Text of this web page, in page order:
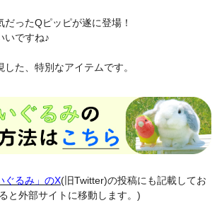
ったQピッピが遂に登場！
いですね♪
た、特別なアイテムです。
ぐるみ」のX(旧Twitter)の投稿にも記載してお
と外部サイトに移動します。)